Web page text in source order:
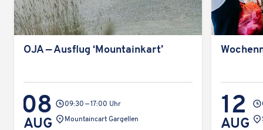
OJA — Ausflug ‘Moun­tain­k­art’
08
AUG
09:30 — 17:00 Uhr
Veran­Moun­tain­cart Gargellen 12
AUG